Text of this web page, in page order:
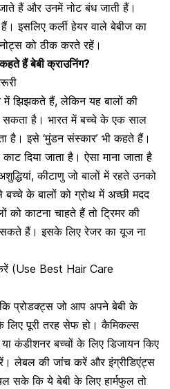
हैं और उनमें नोट बंध जाती हैं।
इसलिए कर्ली हेयर वाले बेबीज का
को ठीक करते रहें।
हैं बेबी क्राउनिंग?
झिझकते हैं, लेकिन यह बालों की
सकता है। भारत में बच्चे के एक साल
है। इसे ‘मुंडन संस्कार’ भी कहते हैं।
दिया जाता है। ऐसा माना जाता है
कीटाणु जो बालों में रहते उनको
बच्चे के बालों को ग्रोथ में अच्छी मदद
काटना चाहते हैं तो ट्रिमर की
सकते हैं। इसके लिए रेजर का यूज ना
(Use Best Hair Care
प्रोडक्ट्सजो आप अपने बेबी के
लिए पूरी तरह सेफ हो। कैमिकल्स
कंडीशनर बच्चों के लिए डिजायन किए
लेबल की जांच करें और इंग्रीडिएंट्स
सके कि ये बेबी के लिए हार्मफुल तो